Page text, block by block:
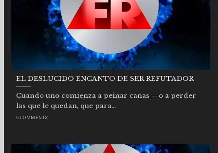
EL DESLUCIDO ENCANTO DE SER REFUTADOR
Cuando uno comienza a peinar canas —o a perder
las que le quedan, que para...
6 COMMENTS